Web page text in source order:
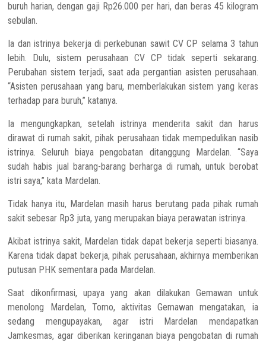
buruh harian, dengan gaji Rp26.000 per hari, dan beras 45 kilogram
sebulan.
Ia dan istrinya bekerja di perkebunan sawit CV CP selama 3 tahun
lebih. Dulu, sistem perusahaan CV CP tidak seperti sekarang.
Perubahan sistem terjadi, saat ada pergantian asisten perusahaan.
“Asisten perusahaan yang baru, memberlakukan sistem yang keras
terhadap para buruh,” katanya.
Ia mengungkapkan, setelah istrinya menderita sakit dan harus
dirawat di rumah sakit, pihak perusahaan tidak mempedulikan nasib
istrinya. Seluruh biaya pengobatan ditanggung Mardelan. “Saya
sudah habis jual barang-barang berharga di rumah, untuk berobat
istri saya,” kata Mardelan.
Tidak hanya itu, Mardelan masih harus berutang pada pihak rumah
sakit sebesar Rp3 juta, yang merupakan biaya perawatan istrinya.
Akibat istrinya sakit, Mardelan tidak dapat bekerja seperti biasanya.
Karena tidak dapat bekerja, pihak perusahaan, akhirnya memberikan
putusan PHK sementara pada Mardelan.
Saat dikonfirmasi, upaya yang akan dilakukan Gemawan untuk
menolong Mardelan, Tomo, aktivitas Gemawan mengatakan, ia
sedang mengupayakan, agar istri Mardelan mendapatkan
Jamkesmas, agar diberikan keringanan biaya pengobatan di rumah